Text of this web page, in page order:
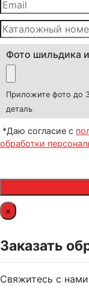
Фото шильдика
Приложите фото до
деталь
*Даю согласие с
обработки
×
Заказать
Свяжитесь с